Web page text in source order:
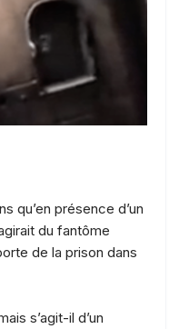
qu’en présence d’un
du fantôme
de la prison dans
s’agit-il d’un